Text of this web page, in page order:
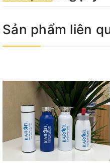
Sản phẩm liên